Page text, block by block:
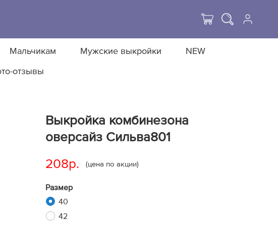
Мальчикам Мужские выкройки NEW
отзывы
Выкройка комбинезона
оверсайз Сильва801
208р. (цена по акции)
Размер
40
42